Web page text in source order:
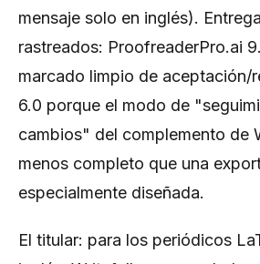
mensaje solo en inglés).
rastreados: ProofreaderPro.ai
marcado limpio de aceptación/
6.0 porque el modo de
cambios" del complemento de
menos completo que una
especialmente diseñada.
El titular: para los periódicos